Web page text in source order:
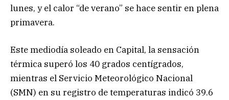
lunes, y el calor “de verano” se hace sentir en plena
primavera.
Este mediodía soleado en Capital, la sensación
térmica superó los 40 grados centígrados,
mientras el Servicio Meteorológico Nacional
(SMN) en su registro de temperaturas indicó 39.6